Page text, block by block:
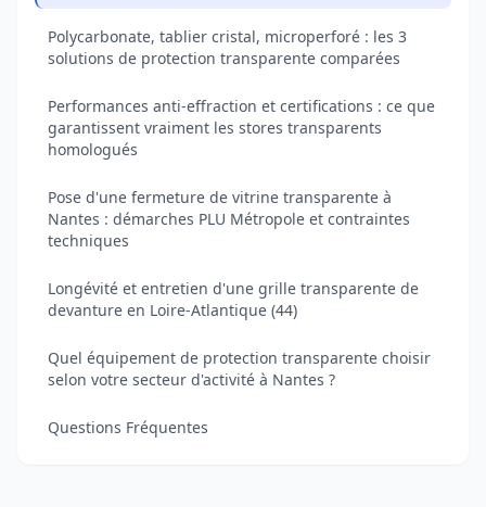
Polycarbonate, tablier cristal, microperforé : les 3
solutions de protection transparente comparées
Performances anti-effraction et certifications : ce que
garantissent vraiment les stores transparents
homologués
Pose d'une fermeture de vitrine transparente à
Nantes : démarches PLU Métropole et contraintes
techniques
Longévité et entretien d'une grille transparente de
devanture en Loire-Atlantique (44)
Quel équipement de protection transparente choisir
selon votre secteur d'activité à Nantes ?
Questions Fréquentes